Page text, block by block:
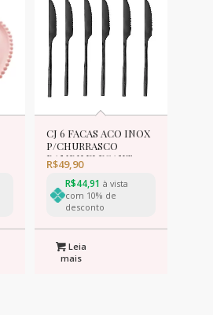
CJ 6 FACAS ACO INOX
P/CHURRASCO
BAMBU ELEGANT
PRETA 22,3cm
R$49,90
R$44,91 à vista
com 10% de
desconto
Leia
mais